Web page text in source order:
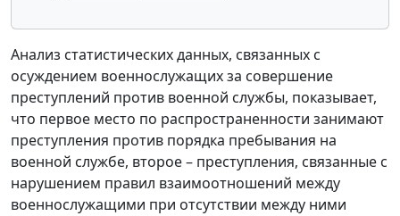
Анализ статистических данных, связанных с
осуждением военнослужащих за совершение
преступлений против военной службы, показывает,
что первое место по распространенности занимают
преступления против порядка пребывания на
военной службе, второе – преступления, связанные с
нарушением правил взаимоотношений между
военнослужащими при отсутствии между ними